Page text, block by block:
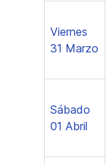
Viernes
31 Marzo
Sábado
01 Abril